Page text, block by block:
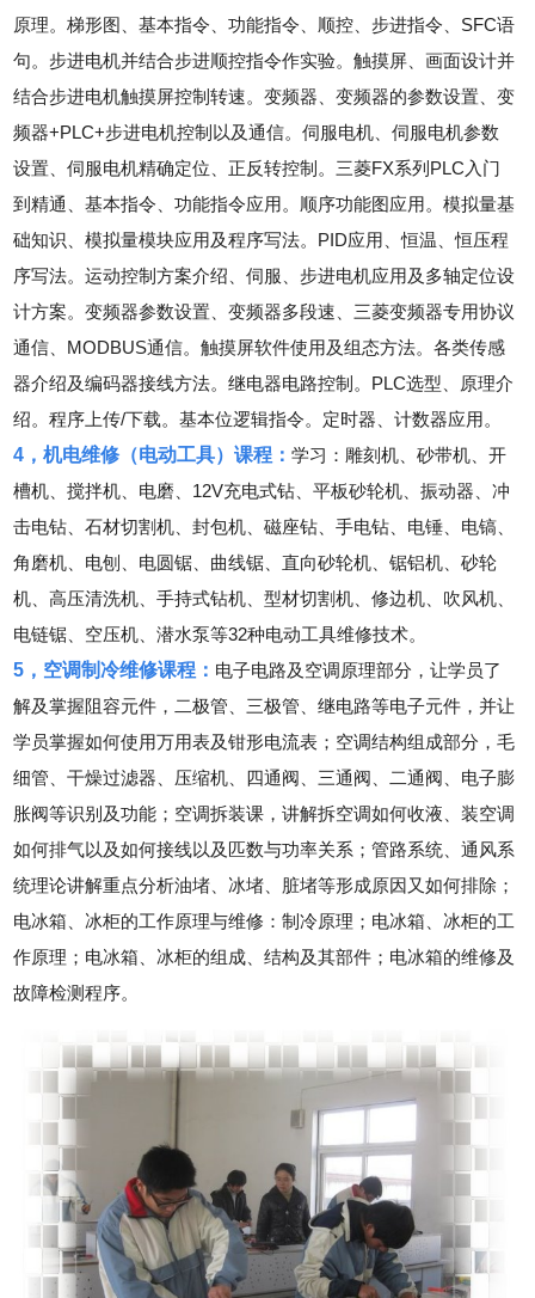
原理。梯形图、基本指令、功能指令、顺控、步进指令、SFC语
句。步进电机并结合步进顺控指令作实验。触摸屏、画面设计并
结合步进电机触摸屏控制转速。变频器、变频器的参数设置、变
频器+PLC+步进电机控制以及通信。伺服电机、伺服电机参数
设置、伺服电机精确定位、正反转控制。三菱FX系列PLC入门
到精通、基本指令、功能指令应用。顺序功能图应用。模拟量基
础知识、模拟量模块应用及程序写法。PID应用、恒温、恒压程
序写法。运动控制方案介绍、伺服、步进电机应用及多轴定位设
计方案。变频器参数设置、变频器多段速、三菱变频器专用协议
通信、MODBUS通信。触摸屏软件使用及组态方法。各类传感
器介绍及编码器接线方法。继电器电路控制。PLC选型、原理介
绍。程序上传/下载。基本位逻辑指令。定时器、计数器应用。
4，机电维修（电动工具）课程：学习：雕刻机、砂带机、开
槽机、搅拌机、电磨、12V充电式钻、平板砂轮机、振动器、冲
击电钻、石材切割机、封包机、磁座钻、手电钻、电锤、电镐、
角磨机、电刨、电圆锯、曲线锯、直向砂轮机、锯铝机、砂轮
机、高压清洗机、手持式钻机、型材切割机、修边机、吹风机、
电链锯、空压机、潜水泵等32种电动工具维修技术。
5，空调制冷维修课程： 电子电路及空调原理部分，让学员了
解及掌握阻容元件，二极管、三极管、继电路等电子元件，并让
学员掌握如何使用万用表及钳形电流表；空调结构组成部分，毛
细管、干燥过滤器、压缩机、四通阀、三通阀、二通阀、电子膨
胀阀等识别及功能；空调拆装课，讲解拆空调如何收液、装空调
如何排气以及如何接线以及匹数与功率关系；管路系统、通风系
统理论讲解重点分析油堵、冰堵、脏堵等形成原因又如何排除；
电冰箱、冰柜的工作原理与维修：制冷原理；电冰箱、冰柜的工
作原理；电冰箱、冰柜的组成、结构及其部件；电冰箱的维修及
故障检测程序。